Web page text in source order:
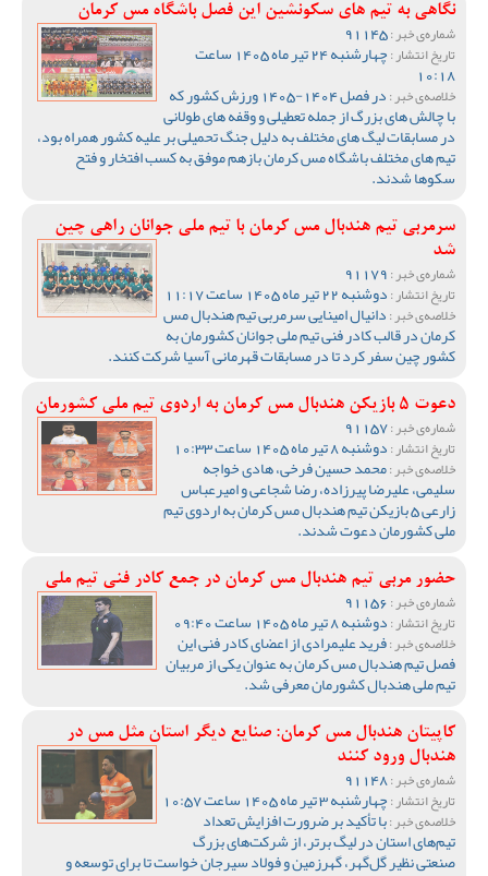
نگاهی به تیم های سکونشین این فصل باشگاه مس کرمان
شماره‌ی خبر :
تاریخ انتشار : چهارشنبه 24 تیر ماه 1405 ساعت
10:18
خلاصه‌ی خبر : در فصل 1404-1405 ورزش کشور که
با چالش های بزرگ از جمله تعطیلی و وقفه های طولانی
در مسابقات لیگ های مختلف به دلیل جنگ تحمیلی بر علیه کشور همراه بود،
تیم های مختلف باشگاه مس کرمان بازهم موفق به کسب افتخار و فتح
سکوها شدند.
سرمربی تیم هندبال مس کرمان با تیم ملی جوانان راهی چین
شد
شماره‌ی خبر :
تاریخ انتشار :دوشنبه 22 تیر ماه 1405 ساعت 11:17
خلاصه‌ی خبر :دانیال امینایی سرمربی تیم هندبال مس
کرمان در قالب کادر فنی تیم ملی جوانان کشورمان به
کشور چین سفر کرد تا در مسابقات قهرمانی آسیا شرکت کنند.
دعوت 5 بازیکن هندبال مس کرمان به اردوی تیم ملی کشورمان
شماره‌ی خبر :
تاریخ انتشار :دوشنبه 8 تیر ماه 1405 ساعت 10:33
خلاصه‌ی خبر :محمد حسین فرخی، هادی خواجه
سلیمی، علیرضا پیرزاده، رضا شجاعی و امیرعباس
زارعی 5 بازیکن تیم هندبال مس کرمان به اردوی تیم
ملی کشورمان دعوت شدند.
حضور مربی تیم هندبال مس کرمان در جمع کادر فنی تیم ملی
شماره‌ی خبر :
تاریخ انتشار :دوشنبه 8 تیر ماه 1405 ساعت 09:40
خلاصه‌ی خبر :فرید علیمرادی از اعضای کادر فنی این
فصل تیم هندبال مس کرمان به عنوان یکی از مربیان
تیم ملی هندبال کشورمان معرفی شد.
کاپیتان هندبال مس کرمان: صنایع دیگر استان مثل مس در
هندبال ورود کنند
شماره‌ی خبر :
تاریخ انتشار :چهارشنبه 3 تیر ماه 1405 ساعت 10:57
خلاصه‌ی خبر :با تأکید بر ضرورت افزایش تعداد
تیم‌های استان در لیگ برتر، از شرکت‌های بزرگ
صنعتی نظیر گل‌گهر، گهرزمین و فولاد سیرجان خواست تا برای توسعه و